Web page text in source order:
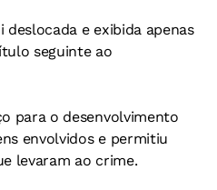
deslocada e exibida apenas
seguinte ao
para o desenvolvimento
envolvidos e permitiu
levaram ao crime.